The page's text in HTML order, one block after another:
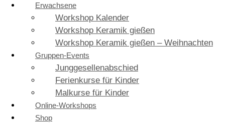
Erwachsene
Workshop Kalender
Workshop Keramik gießen
Workshop Keramik gießen – Weihnachten
Gruppen-Events
Junggesellenabschied
Ferienkurse für Kinder
Malkurse für Kinder
Online-Workshops
Shop